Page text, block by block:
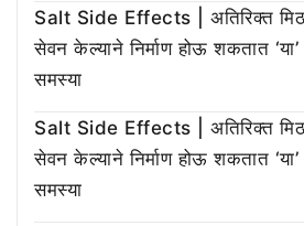
Salt Side Effects | अतिरिक्त
सेवन केल्याने निर्माण होऊ शकतात ‘या’
समस्या
Salt Side Effects | अतिरिक्त
सेवन केल्याने निर्माण होऊ शकतात ‘या’
समस्या